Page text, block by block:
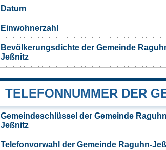
Datum
Einwohnerzahl
Bevölkerungsdichte der Gemeinde
Jeßnitz
TELEFONNUMMER DER
Gemeindeschlüssel der Gemeinde
Jeßnitz
Telefonvorwahl der Gemeinde Raguhn-